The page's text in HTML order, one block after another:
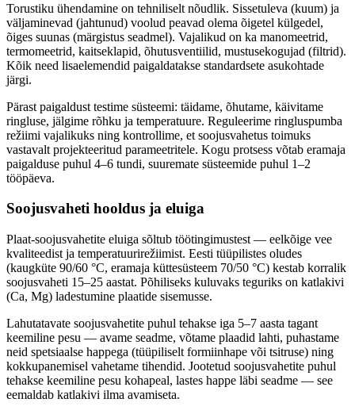
Torustiku ühendamine on tehniliselt nõudlik. Sissetuleva (kuum) ja
väljaminevad (jahtunud) voolud peavad olema õigetel külgedel,
õiges suunas (märgistus seadmel). Vajalikud on ka manomeetrid,
termomeetrid, kaitseklapid, õhutusventiilid, mustusekogujad (filtrid).
Kõik need lisaelemendid paigaldatakse standardsete asukohtade
järgi.
Pärast paigaldust testime süsteemi: täidame, õhutame, käivitame
ringluse, jälgime rõhku ja temperatuure. Reguleerime ringluspumba
režiimi vajalikuks ning kontrollime, et soojusvahetus toimuks
vastavalt projekteeritud parameetritele. Kogu protsess võtab eramaja
paigalduse puhul 4–6 tundi, suuremate süsteemide puhul 1–2
tööpäeva.
Soojusvaheti hooldus ja eluiga
Plaat-soojusvahetite eluiga sõltub töötingimustest — eelkõige vee
kvaliteedist ja temperatuurirežiimist. Eesti tüüpilistes oludes
(kaugküte 90/60 °C, eramaja küttesüsteem 70/50 °C) kestab korralik
soojusvaheti 15–25 aastat. Põhiliseks kuluvaks teguriks on katlakivi
(Ca, Mg) ladestumine plaatide sisemusse.
Lahutatavate soojusvahetite puhul tehakse iga 5–7 aasta tagant
keemiline pesu — avame seadme, võtame plaadid lahti, puhastame
neid spetsiaalse happega (tüüpiliselt formiinhape või tsitruse) ning
kokkupanemisel vahetame tihendid. Jootetud soojusvahetite puhul
tehakse keemiline pesu kohapeal, lastes happe läbi seadme — see
eemaldab katlakivi ilma avamiseta.